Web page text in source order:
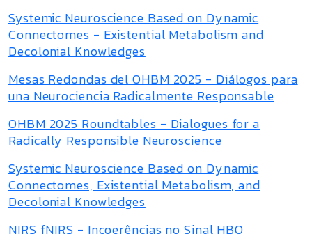
Systemic Neuroscience Based on Dynamic
Connectomes - Existential Metabolism and
Decolonial Knowledges
Mesas Redondas del OHBM 2025 - Diálogos para
una Neurociencia Radicalmente Responsable
OHBM 2025 Roundtables - Dialogues for a
Radically Responsible Neuroscience
Systemic Neuroscience Based on Dynamic
Connectomes, Existential Metabolism, and
Decolonial Knowledges
NIRS fNIRS - Incoerências no Sinal HBO